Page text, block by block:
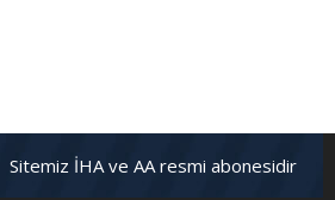
Sitemiz İHA ve AA resmi abonesidir